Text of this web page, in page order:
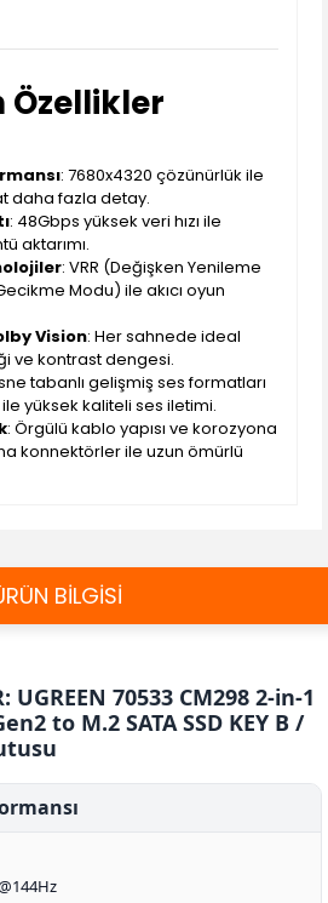
Özellikler
: 7680x4320 çözünürlük ile
daha fazla detay.
: 48Gbps yüksek veri hızı ile
aktarımı.
: VRR (Değişken Yenileme
Modu) ile akıcı oyun
Vision: Her sahnede ideal
ve kontrast dengesi.
tabanlı gelişmiş ses formatları
yüksek kaliteli ses iletimi.
: Örgülü kablo yapısı ve korozyona
konnektörler ile uzun ömürlü
BİLGİSİ
UGREEN 70533 CM298 2-in-1
to M.2 SATA SSD KEY B /